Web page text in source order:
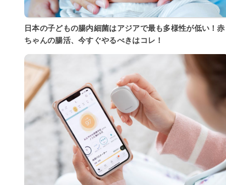
日本の子どもの腸内細菌はアジアで最も多様性が低い！赤
ちゃんの腸活、今すぐやるべきはコレ！